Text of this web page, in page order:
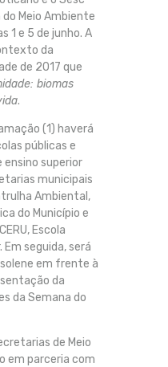
Meio Ambiente
1 e 5 de junho. A
da
de 2017 que
biomas
.
(1) haverá
públicas e
superior
municipais
Ambiental,
do Município e
Escola
Em seguida, será
em frente à
da
da Semana do
de Meio
em parceria com